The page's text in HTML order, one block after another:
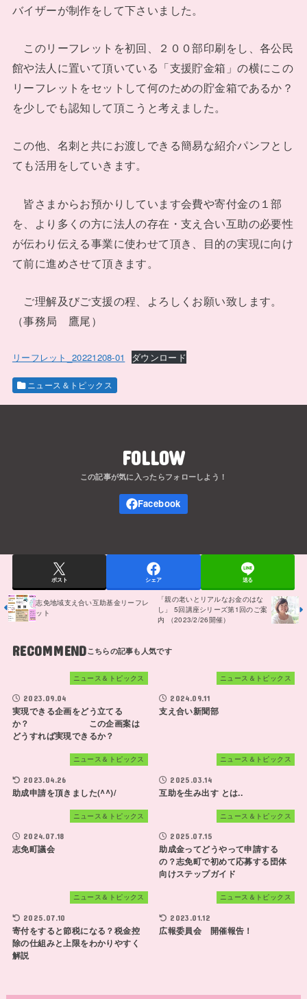
バイザーが制作をして下さいました。
このリーフレットを初回、２００部印刷をし、各公民
館や法人に置いて頂いている「支援貯金箱」の横にこの
リーフレットをセットして何のための貯金箱であるか？
を少しでも認知して頂こうと考えました。
この他、名刺と共にお渡しできる簡易な紹介パンフとし
ても活用をしていきます。
皆さまからお預かりしています会費や寄付金の１部
を、より多くの方に法人の存在・支え合い互助の必要性
が伝わり伝える事業に使わせて頂き、目的の実現に向け
て前に進めさせて頂きます。
ご理解及びご支援の程、よろしくお願い致します。
（事務局 鷹尾）
リーフレット_20221208-01 ダウンロード
ニュース＆トピックス
FOLLOW
ポスト シェア 送る
志免地域支え合い互助基金リーフレ
ット
「親の老いとリアルなお金のはな
し」 5回講座シリーズ第1回のご案
内 （2023/2/26開催）
RECOMMEND
ニュース＆トピックス
2023.09.04
実現できる企画をどう立てる
か？ この企画案は
どうすれば実現できるか？
ニュース＆トピックス
2024.09.11
支え合い新聞部
ニュース＆トピックス
2023.04.26
助成申請を頂きました(^^)/
ニュース＆トピックス
2025.03.14
互助を生み出す とは..
ニュース＆トピックス
2024.07.18
志免町議会
ニュース＆トピックス
2025.07.15
助成金ってどうやって申請する
の？志免町で初めて応募する団体
向けステップガイド
ニュース＆トピックス
2025.07.10
寄付をすると節税になる？税金控
除の仕組みと上限をわかりやすく
解説
ニュース＆トピックス
2023.01.12
広報委員会 開催報告！